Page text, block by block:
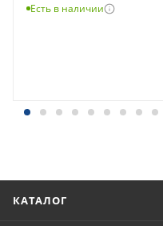
Есть в наличии
КАТАЛОГ